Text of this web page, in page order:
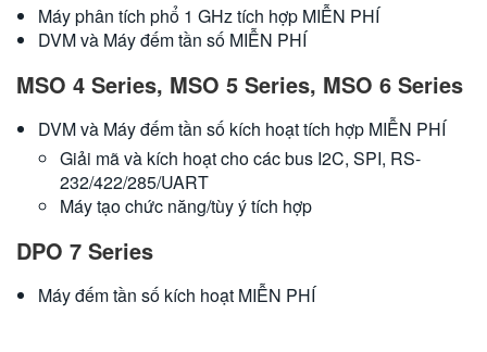
繁體中文
Máy phân tích phổ 1 GHz tích hợp MIỄN PHÍ
DVM và Máy đếm tần số MIỄN PHÍ
MSO 4 Series, MSO 5 Series, MSO 6 Series
DVM và Máy đếm tần số kích hoạt tích hợp MIỄN PHÍ
Giải mã và kích hoạt cho các bus I2C, SPI, RS-
232/422/285/UART
Máy tạo chức năng/tùy ý tích hợp
DPO 7 Series
Máy đếm tần số kích hoạt MIỄN PHÍ